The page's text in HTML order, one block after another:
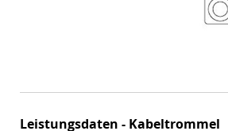
Leistungsdaten - Kabeltrommel